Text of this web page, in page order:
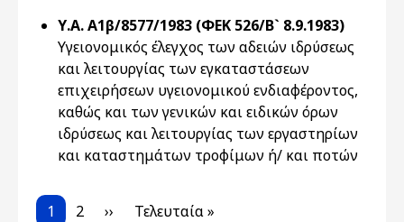
Υ.Α. Α1β/8577/1983 (ΦΕΚ 526/Β` 8.9.1983)
Υγειονομικός έλεγχος των αδειών ιδρύσεως
και λειτουργίας των εγκαταστάσεων
επιχειρήσεων υγειονομικού ενδιαφέροντος,
καθώς και των γενικών και ειδικών όρων
ιδρύσεως και λειτουργίας των εργαστηρίων
και καταστημάτων τροφίμων ή/ και ποτών
Pagination
Current page
1 Page
2 Next page
›› Last page
Τελευταία »